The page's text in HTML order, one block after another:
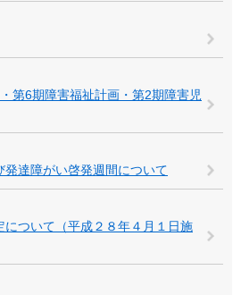
第6期障害福祉計画・第2期障害児
達障がい啓発週間について
ついて（平成２８年４月１日施